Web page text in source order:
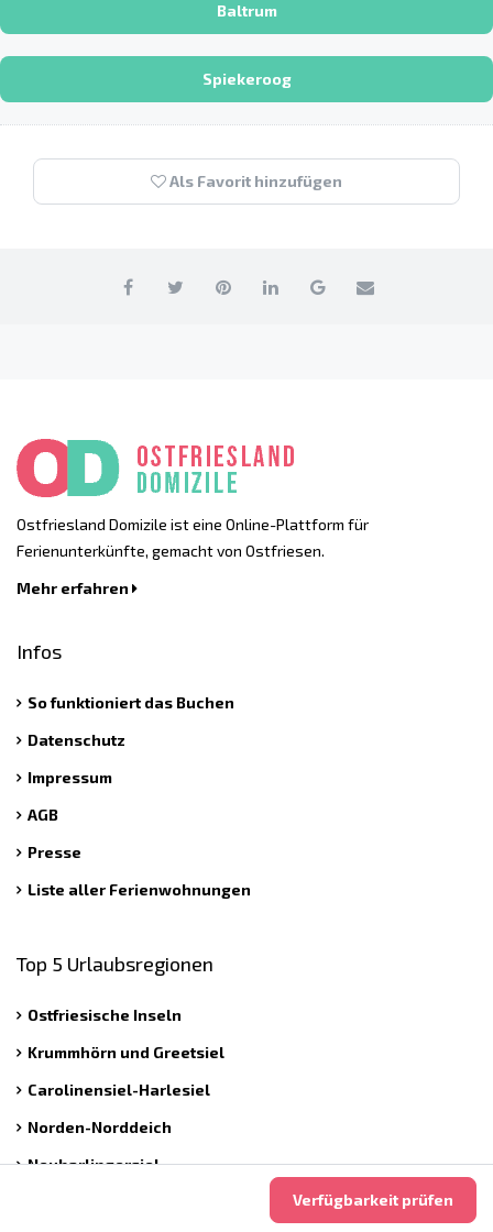
Baltrum
Spiekeroog
Als Favorit hinzufügen
Verfügbarkeit prüfen
Ostfriesland Domizile ist eine Online-Plattform für
Ferienunterkünfte, gemacht von Ostfriesen.
Mehr erfahren
Infos
So funktioniert das Buchen
Datenschutz
Impressum
AGB
Presse
Liste aller Ferienwohnungen
Top 5 Urlaubsregionen
Ostfriesische Inseln
Krummhörn und Greetsiel
Carolinensiel-Harlesiel
Norden-Norddeich
Neuharlingersiel